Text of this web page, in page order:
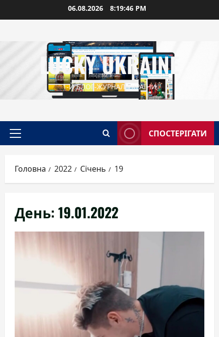
до
06.08.2026 8:19:47 PM
LUCKY UKRAINE
1-Й БЛОГ-ЖУРНАЛ УКРАЇНИ
Головне
СПОСТЕРІГАТИ
Головна 2022 Січень 19
День:19.01.2022